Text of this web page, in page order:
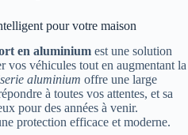
pour votre maison
en aluminium est une solution
vos véhicules tout en augmentant la
aluminium offre une large
à toutes vos attentes, et sa
pour des années à venir.
protection efficace et moderne.